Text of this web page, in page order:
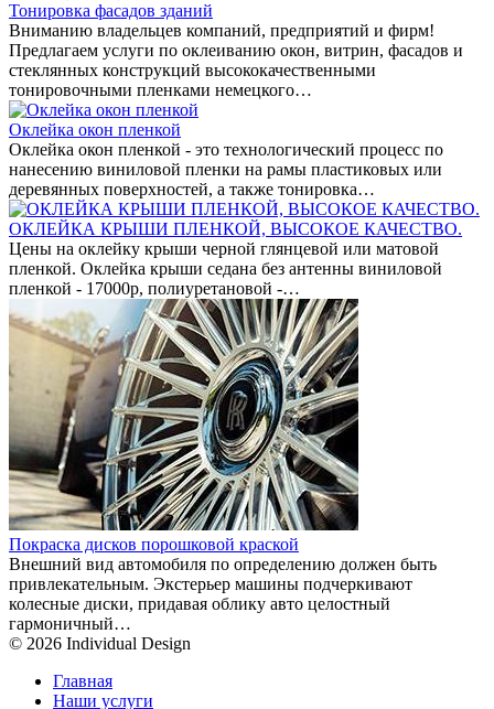
Тонировка фасадов зданий
Вниманию владельцев компаний, предприятий и фирм!
Предлагаем услуги по оклеиванию окон, витрин, фасадов и
стеклянных конструкций высококачественными
тонировочными пленками немецкого…
Оклейка окон пленкой
Оклейка окон пленкой - это технологический процесс по
нанесению виниловой пленки на рамы пластиковых или
деревянных поверхностей, а также тонировка…
ОКЛЕЙКА КРЫШИ ПЛЕНКОЙ, ВЫСОКОЕ КАЧЕСТВО.
Цены на оклейку крыши черной глянцевой или матовой
пленкой. Оклейка крыши седана без антенны виниловой
пленкой - 17000р, полиуретановой -…
Покраска дисков порошковой краской
Внешний вид автомобиля по определению должен быть
привлекательным. Экстерьер машины подчеркивают
колесные диски, придавая облику авто целостный
гармоничный…
© 2026 Individual Design
Главная
Наши услуги